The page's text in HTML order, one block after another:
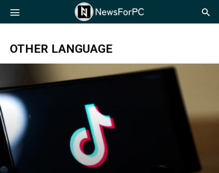
NewsForPC
OTHER LANGUAGE